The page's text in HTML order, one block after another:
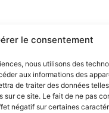
le consentement
nous utilisons des
aux informations des
de traiter des données
sur ce site. Le fait de ne pas
négatif sur certaines